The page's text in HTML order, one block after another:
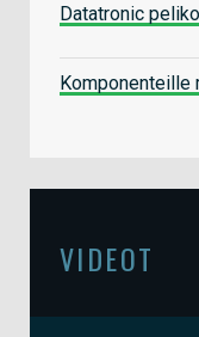
Datatronic
Komponenteille
VIDEOT